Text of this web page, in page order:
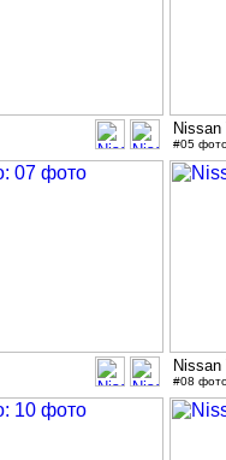
Nissan
#05
Nissan
#08